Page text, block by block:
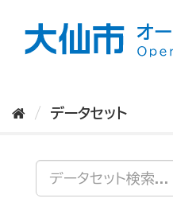
データセット